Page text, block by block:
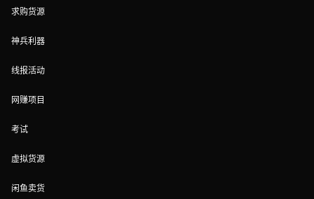
求购货源
神兵利器
线报活动
网赚项目
考试
虚拟货源
闲鱼卖货